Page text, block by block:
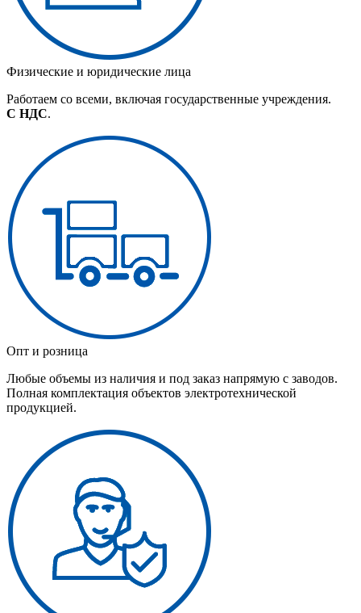
Физические и юридические лица
Работаем со всеми, включая государственные учреждения.
С НДС.
Опт и розница
Любые объемы из наличия и под заказ напрямую с заводов.
Полная комплектация объектов электротехнической
продукцией.